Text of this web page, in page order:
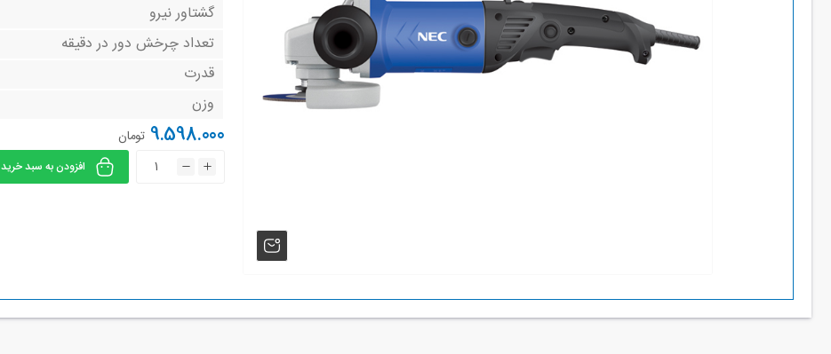
گشتاور نیرو
تعداد چرخش دور در دقیقه
قدرت
وزن
9.598.000 تومان
افزودن به سبد خرید